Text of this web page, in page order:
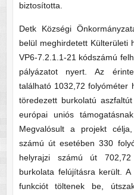
biztosította.
Detk Községi
belül meghirdetett Külterületi
VP6-7.2.1.1-21 kódszámú
pályázatot nyert. Az
található 1032,72 folyóméter
töredezett burkolatú
európai uniós
Megvalósult a projekt
számú út esetében 330
helyrajzi számú út
burkolata felújításra került.
funkciót töltenek be,